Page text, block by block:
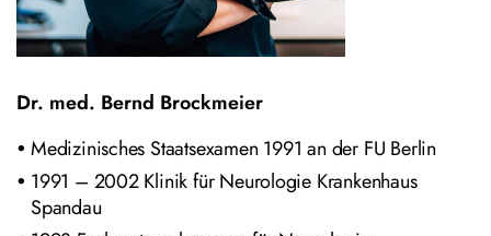
Dr. med. Bernd Brockmeier
Medizinisches Staatsexamen 1991 an der FU Berlin
1991 – 2002 Klinik für Neurologie Krankenhaus
Spandau